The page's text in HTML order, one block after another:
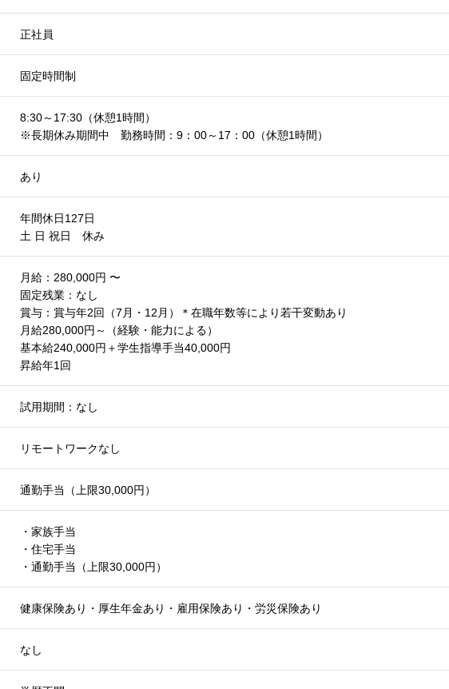
正社員
固定時間制
8:30～17:30（休憩1時間）
※長期休み期間中 勤務時間：9：00～17：00（休憩1時間）
あり
年間休日127日
土 日 祝日 休み
月給：280,000円 〜
固定残業：なし
賞与：賞与年2回（7月・12月）＊在職年数等により若干変動あり
月給280,000円～（経験・能力による）
基本給240,000円＋学生指導手当40,000円
昇給年1回
試用期間：なし
リモートワークなし
通勤手当（上限30,000円）
・家族手当
・住宅手当
・通勤手当（上限30,000円）
健康保険あり・厚生年金あり・雇用保険あり・労災保険あり
なし